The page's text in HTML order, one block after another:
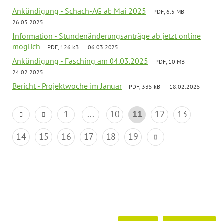
Ankündigung - Schach-AG ab Mai 2025
PDF, 6.5 MB
26.03.2025
Information - Stundenänderungsanträge ab jetzt online
möglich
PDF, 126 kB 06.03.2025
Ankündigung - Fasching am 04.03.2025
PDF, 10 MB
24.02.2025
Bericht - Projektwoche im Januar PDF, 335 kB 18.02.2025
1 ... 10 11 12
13
14
15 16 17 18 19